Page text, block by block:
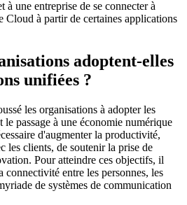
une entreprise de se connecter à
Cloud à partir de certaines applications
adoptent-elles
unifiées ?
les organisations à adopter les
passage à une économie numérique
d'augmenter la productivité,
les clients, de soutenir la prise de
Pour atteindre ces objectifs, il
connectivité entre les personnes, les
de systèmes de communication